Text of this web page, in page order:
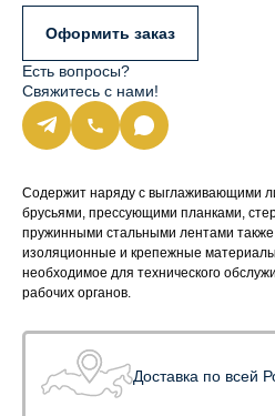
Оформить заказ
Есть вопросы?
Свяжитесь с нами!
Содержит наряду с выглаживающими
брусьями, прессующими планками,
пружинными стальными лентами
изоляционные и крепежные
необходимое для технического
рабочих органов.
Доставка по всей